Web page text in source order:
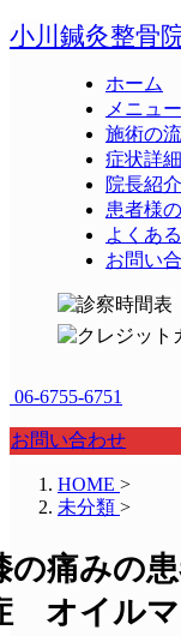
小川鍼灸整骨
ホーム
メニュ
施術の
症状詳細
院長紹介
患者様
よくあ
お問い
06-6755-6751
お問い合わせ
HOME >
未分類 >
の痛みの
オイル